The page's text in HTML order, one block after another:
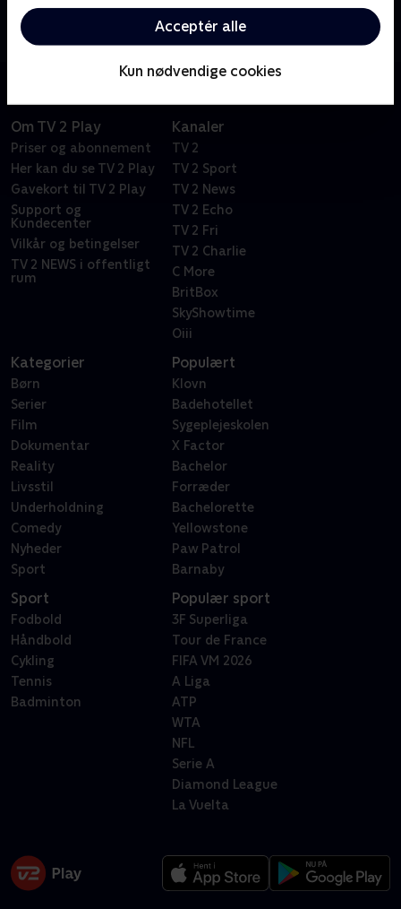
Acceptér alle
Kun nødvendige cookies
Højdepunkter og største øjeblikke fra alle kampe af
3F Superliga.
Om TV 2 Play
Priser og abonnement
Her kan du se TV 2 Play
Gavekort til TV 2 Play
Support og
Kundecenter
Vilkår og betingelser
TV 2 NEWS i offentligt
rum
Kanaler
TV 2
TV 2 Sport
TV 2 News
TV 2 Echo
TV 2 Fri
TV 2 Charlie
C More
BritBox
SkyShowtime
Oiii
Kategorier
Børn
Serier
Film
Dokumentar
Reality
Livsstil
Underholdning
Comedy
Nyheder
Sport
Populært
Klovn
Badehotellet
Sygeplejeskolen
X Factor
Bachelor
Forræder
Bachelorette
Yellowstone
Paw Patrol
Barnaby
Sport
Fodbold
Håndbold
Cykling
Tennis
Badminton
Populær sport
3F Superliga
Tour de France
FIFA VM 2026
A Liga
ATP
WTA
NFL
Serie A
Diamond League
La Vuelta